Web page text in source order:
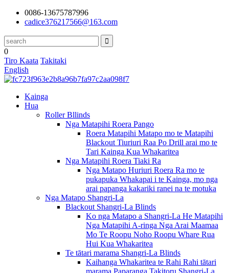
0086-13675787996
cadice376217566@163.com
0
Tiro Kaata Takitaki
English
Kainga
Hua
Roller Bllinds
Nga Matapihi Roera Pango
Roera Matapihi Matapo mo te Matapihi
Blackout Tiuriuri Raa Po Drill arai mo te
Tari Kainga Kua Whakaritea
Nga Matapihi Roera Tiaki Ra
Nga Matapo Huriuri Roera Ra mo te
pukapuka Whakapai i te Kainga, mo nga
arai papanga kakariki ranei na te motuka
Nga Matapo Shangri-La
Blackout Shangri-La Blinds
Ko nga Matapo a Shangri-La He Matapihi
Nga Matapihi A-ringa Nga Arai Maamaa
Mo Te Roopu Noho Roopu Whare Rua
Hui Kua Whakaritea
Te tātari marama Shangri-La Blinds
Kaihanga Whakaritea te Rahi Rahi tātari
marama Paparanga Takitoru Shangri-La